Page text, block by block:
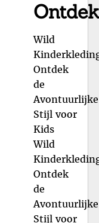
Wild
Ontdek
de
Avontuurlijke
Stijl voor
Kids
Wild
Ontdek
de
Avontuurlijke
Stijl voor